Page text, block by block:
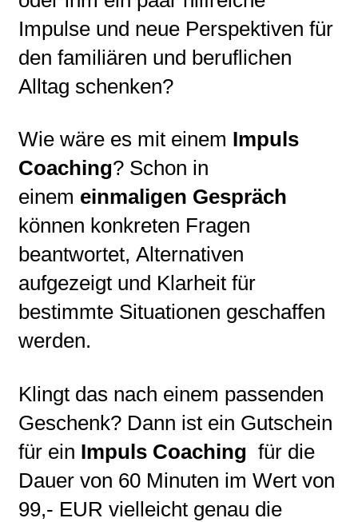
Impulse und neue Perspektiven für
den familiären und beruflichen
Alltag schenken?
Wie wäre es mit einem Impuls
Coaching? Schon in
einem einmaligen Gespräch
können konkreten Fragen
beantwortet, Alternativen
aufgezeigt und Klarheit für
bestimmte Situationen geschaffen
werden.
Klingt das nach einem passenden
Geschenk? Dann ist ein Gutschein
für ein Impuls Coaching für die
Dauer von 60 Minuten im Wert von
99,- EUR vielleicht genau die